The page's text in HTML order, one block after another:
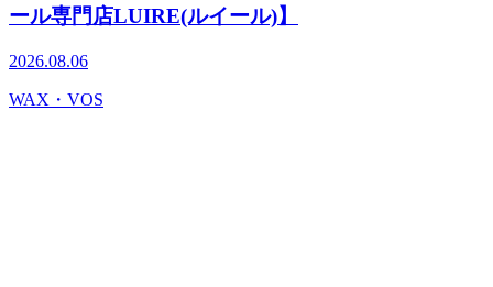
ール専門店LUIRE(ルイール)】
2026.08.06
WAX・VOS